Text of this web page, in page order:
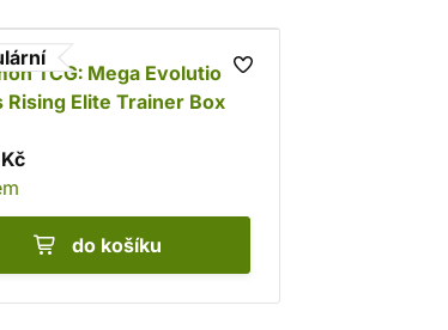
TCG: Mega Evolution -
Rising Elite Trainer Box
do košíku